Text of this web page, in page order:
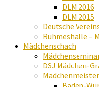
DLM 2016
DLM 2015
Deutsche
Ruhmeshalle –
Mädchenschach
DSJ Mädchen-
Baden-